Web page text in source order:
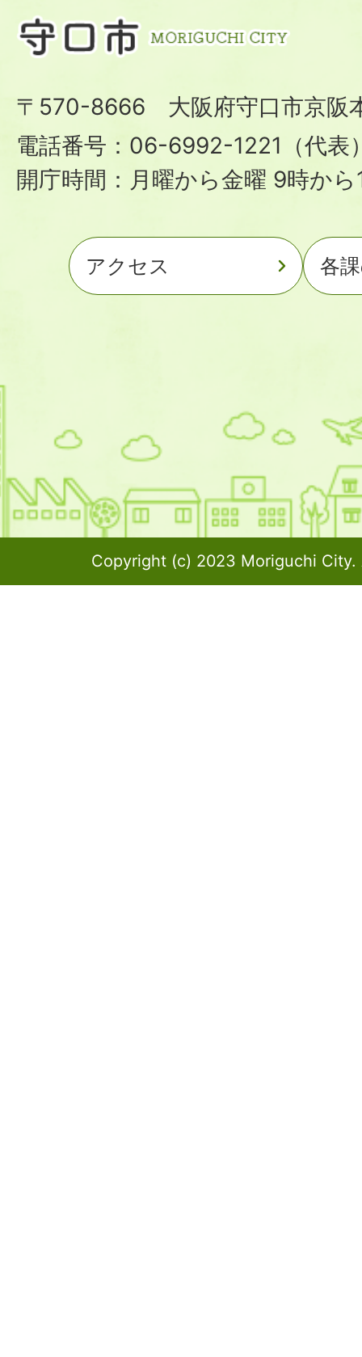
〒570-8666 大阪府守口市京阪
電話番号：06-6992-1221（代表
開庁時間：月曜から金曜 9時か
アクセス 各
Copyright (c) 2023 Moriguchi City.